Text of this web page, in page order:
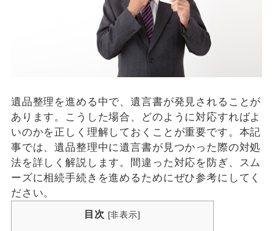
遺品整理を進める中で、遺言書が発見されることが
あります。こうした場合、どのように対応すればよ
いのかを正しく理解しておくことが重要です。本記
事では、遺品整理中に遺言書が見つかった際の対処
法を詳しく解説します。間違った対応を防ぎ、スム
ーズに相続手続きを進めるためにぜひ参考にしてく
ださい。
目次 [非表示]